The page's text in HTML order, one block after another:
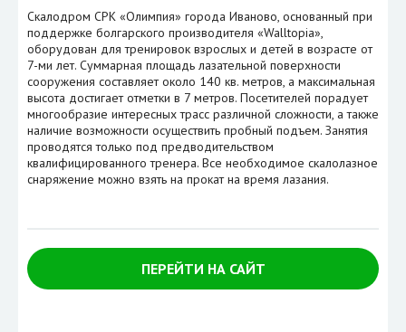
Скалодром СРК «Олимпия» города Иваново, основанный при
поддержке болгарского производителя «Walltopia»,
оборудован для тренировок взрослых и детей в возрасте от
7-ми лет. Суммарная площадь лазательной поверхности
сооружения составляет около 140 кв. метров, а максимальная
высота достигает отметки в 7 метров. Посетителей порадует
многообразие интересных трасс различной сложности, а также
наличие возможности осуществить пробный подъем. Занятия
проводятся только под предводительством
квалифицированного тренера. Все необходимое скалолазное
снаряжение можно взять на прокат на время лазания.
ПЕРЕЙТИ НА САЙТ